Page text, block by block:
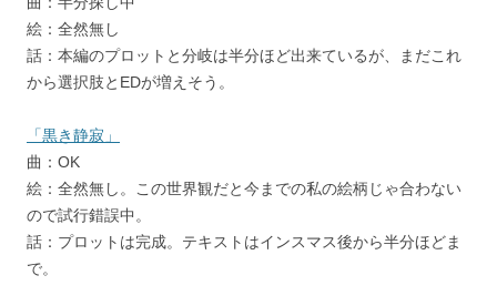
絵：全然無し
話：本編のプロットと分岐は半分ほど出来ているが、まだこれ
から選択肢とEDが増えそう。
「黒き静寂」
曲：OK
絵：全然無し。この世界観だと今までの私の絵柄じゃ合わない
ので試行錯誤中。
話：プロットは完成。テキストはインスマス後から半分ほどま
で。